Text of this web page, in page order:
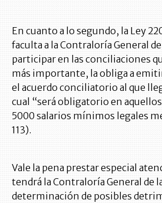
En cuanto a lo segundo, la Ley
faculta a la Contraloría General
participar en las conciliaciones
más importante, la obliga a
el acuerdo conciliatorio al que
cual “será obligatorio en
5000 salarios mínimos legales
113).
Vale la pena prestar especial
tendrá la Contraloría General de
determinación de posibles